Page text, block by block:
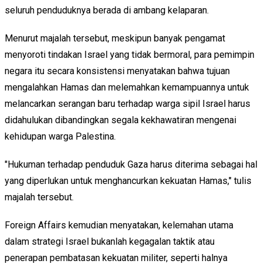
seluruh penduduknya berada di ambang kelaparan.
Menurut majalah tersebut, meskipun banyak pengamat
menyoroti tindakan Israel yang tidak bermoral, para pemimpin
negara itu secara konsistensi menyatakan bahwa tujuan
mengalahkan Hamas dan melemahkan kemampuannya untuk
melancarkan serangan baru terhadap warga sipil Israel harus
didahulukan dibandingkan segala kekhawatiran mengenai
kehidupan warga Palestina.
"Hukuman terhadap penduduk Gaza harus diterima sebagai hal
yang diperlukan untuk menghancurkan kekuatan Hamas," tulis
majalah tersebut.
Foreign Affairs kemudian menyatakan, kelemahan utama
dalam strategi Israel bukanlah kegagalan taktik atau
penerapan pembatasan kekuatan militer, seperti halnya